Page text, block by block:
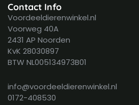
Contact Info
Voordeeldierenwinkel.nl
Voorweg 40A
2431 AP Noorden
KvK 28030897
BTW NL005134973B01
info@voordeeldierenwinkel.nl
0172-408530